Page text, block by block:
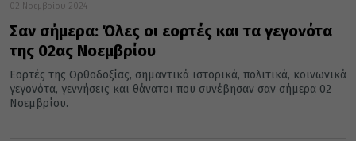
02 Νοεμβρίου 2024
Σαν σήμερα: Όλες οι εορτές και τα γεγονότα
της 02ας Νοεμβρίου
Εορτές της Ορθοδοξίας, σημαντικά ιστορικά, πολιτικά, κοινωνικά
γεγονότα, γεννήσεις και θάνατοι που συνέβησαν σαν σήμερα 02
Νοεμβρίου.